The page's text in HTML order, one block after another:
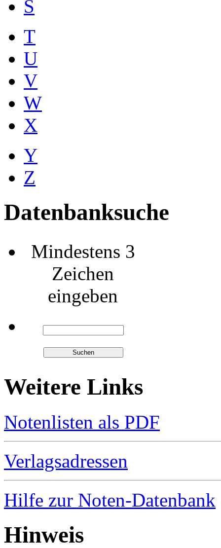
S
T
U
V
W
X
Y
Z
Datenbanksuche
Mindestens 3
Zeichen
eingeben
Weitere Links
Notenlisten als PDF
Verlagsadressen
Hilfe zur Noten-Datenbank
Hinweis